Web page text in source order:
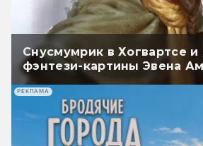
Снусмумрик в Хогвартсе и
фэнтези-картины Эвена
РЕКЛАМА